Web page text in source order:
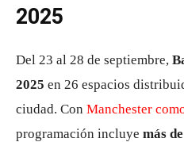
2025
Del 23 al 28 de septiembre,
2025 en 26 espacios
ciudad. Con Manchester
programación incluye más